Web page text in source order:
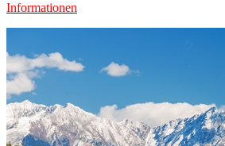
Informationen